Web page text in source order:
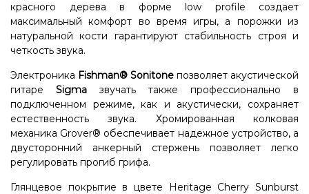
красного дерева в форме low profile создает
максимальный комфорт во время игры, а порожки из
натуральной кости гарантируют стабильность строя и
четкость звука.
Электроника Fishman® Sonitone позволяет акустической
гитаре Sigma звучать также профессионально в
подключенном режиме, как и акустически, сохраняет
естественность звука. Хромированная колковая
механика Grover® обеспечивает надежное устройство, а
двусторонний анкерный стержень позволяет легко
регулировать прогиб грифа.
Глянцевое покрытие в цвете Heritage Cherry Sunburst